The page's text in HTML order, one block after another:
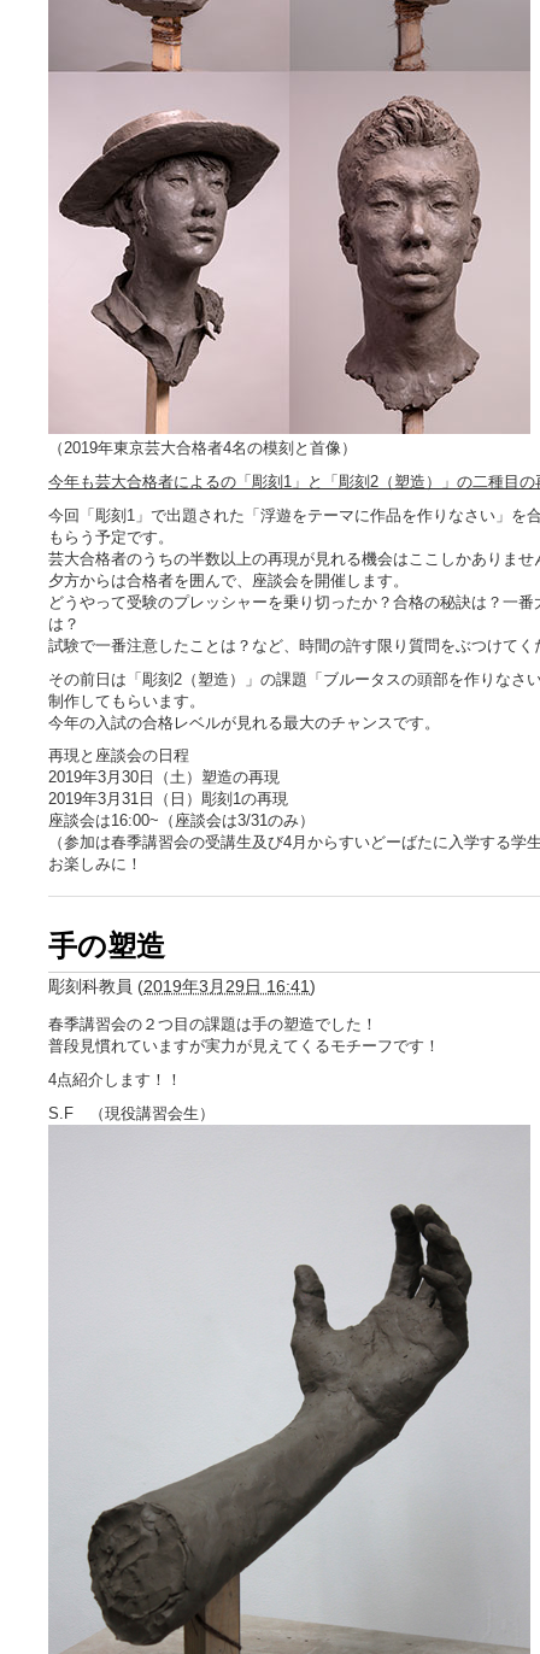
（2019年東京芸大合格者4名の模刻と首像）
今年も芸大合格者によるの「彫刻1」と「彫刻2（塑造）」の二種目
今回「彫刻1」で出題された「浮遊をテーマに作品を作りなさい」を
もらう予定です。
芸大合格者のうちの半数以上の再現が見れる機会はここしかありませ
夕方からは合格者を囲んで、座談会を開催します。
どうやって受験のプレッシャーを乗り切ったか？合格の秘訣は？一
は？
試験で一番注意したことは？など、時間の許す限り質問をぶつけてく
その前日は「彫刻2（塑造）」の課題「ブルータスの頭部を作りなさ
制作してもらいます。
今年の入試の合格レベルが見れる最大のチャンスです。
再現と座談会の日程
2019年3月30日（土）塑造の再現
2019年3月31日（日）彫刻1の再現
座談会は16:00~（座談会は3/31のみ）
（参加は春季講習会の受講生及び4月からすいどーばたに入学する学
お楽しみに！
手の塑造
彫刻科教員 (2019年3月29日 16:41)
春季講習会の２つ目の課題は手の塑造でした！
普段見慣れていますが実力が見えてくるモチーフです！
4点紹介します！！
S.F （現役講習会生）